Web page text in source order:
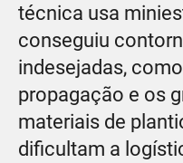
técnica usa
conseguiu
indesejadas,
propagação e os
materiais de
dificultam a